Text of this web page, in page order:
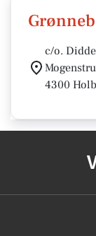
c/o.
4300